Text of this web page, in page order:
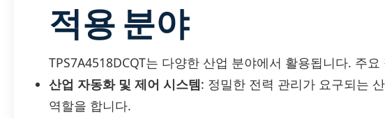
적용 분야
TPS7A4518DCQT는 다양한 산업 분야에서 활용됩니다. 주
산업 자동화 및 제어 시스템: 정밀한 전력 관리가 요구되는
역할을 합니다.